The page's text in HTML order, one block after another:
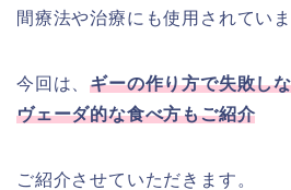
間療法や治療にも使用されていま
今回は、ギーの作り方で失敗し
ヴェーダ的な食べ方もご紹介
ご紹介させていただきます。